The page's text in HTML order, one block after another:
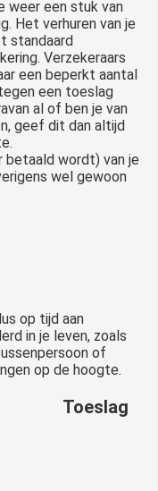
weer een stuk van
Het verhuren van je
standaard
Verzekeraars
een beperkt aantal
een toeslag
al of ben je van
geef dit dan altijd
betaald wordt) van je
wel gewoon
op tijd aan
in je leven, zoals
of
op de hoogte.
Toeslag